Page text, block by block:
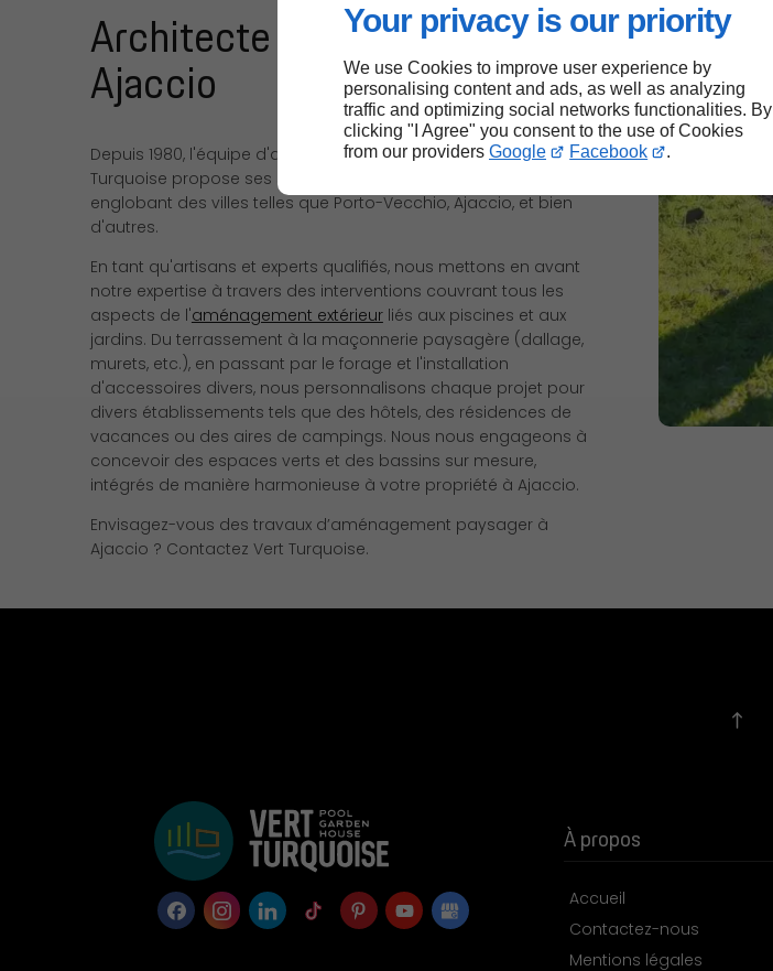
Your privacy is our priority
We use Cookies to improve user experience by
personalising content and ads, as well as analyzing
traffic and optimizing social networks functionalities. By
clicking "I Agree" you consent to the use of Cookies
from our providers Google Facebook .
Architecte Paysagiste à
Ajaccio
Depuis 1980, l'équipe d'architectes paysagistes de Vert
Turquoise propose ses services à travers toute la Corse,
englobant des villes telles que Porto-Vecchio, Ajaccio, et bien
d'autres.
En tant qu'artisans et experts qualifiés, nous mettons en avant
notre expertise à travers des interventions couvrant tous les
aspects de l'aménagement extérieurliés aux piscines et aux
jardins. Du terrassement à la maçonnerie paysagère (dallage,
murets, etc.), en passant par le forage et l'installation
d'accessoires divers, nous personnalisons chaque projet pour
divers établissements tels que des hôtels, des résidences de
vacances ou des aires de campings. Nous nous engageons à
concevoir des espaces verts et des bassins sur mesure,
intégrés de manière harmonieuse à votre propriété à Ajaccio.
Envisagez-vous des travaux d’aménagement paysager à
Ajaccio ? Contactez Vert Turquoise.
À propos
Accueil
Contactez-nous
Mentions légales